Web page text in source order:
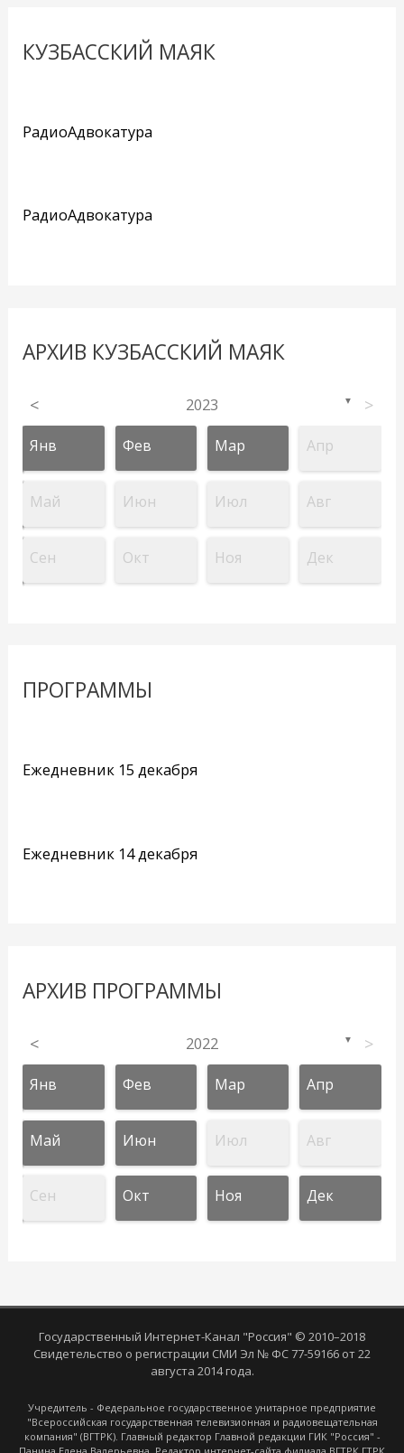
КУЗБАССКИЙ МАЯК
РадиоАдвокатура
РадиоАдвокатура
АРХИВ КУЗБАССКИЙ МАЯК
< 2023 ▼ >
Янв Фев Мар Апр
Май Июн Июл Авг
Сен Окт Ноя Дек
ПРОГРАММЫ
Ежедневник 15 декабря
Ежедневник 14 декабря
АРХИВ ПРОГРАММЫ
< 2022 ▼ >
Янв Фев Мар Апр
Май Июн Июл Авг
Сен Окт Ноя Дек
Государственный Интернет-Канал "Россия" © 2010–2018
Свидетельство о регистрации СМИ Эл № ФС 77-59166 от 22
августа 2014 года.
Учредитель - Федеральное государственное унитарное предприятие
"Всероссийская государственная телевизионная и радиовещательная
компания" (ВГТРК). Главный редактор Главной редакции ГИК "Россия" -